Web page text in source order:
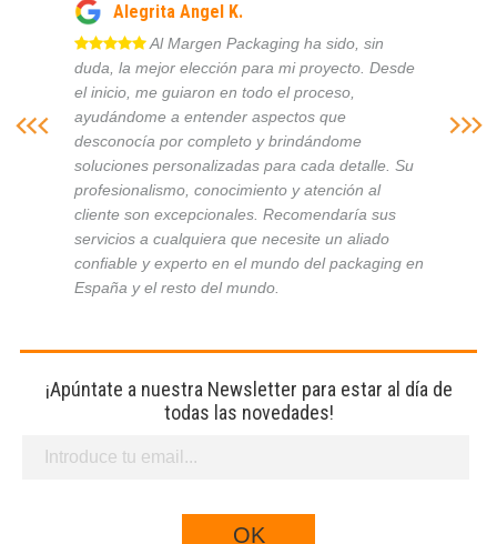
Alegrita Angel K.
Al Margen Packaging ha sido, sin
duda, la mejor elección para mi proyecto. Desde
el inicio, me guiaron en todo el proceso,
ayudándome a entender aspectos que
desconocía por completo y brindándome
soluciones personalizadas para cada detalle. Su
profesionalismo, conocimiento y atención al
cliente son excepcionales. Recomendaría sus
servicios a cualquiera que necesite un aliado
confiable y experto en el mundo del packaging en
España y el resto del mundo.
¡Apúntate a nuestra Newsletter para estar al día de
todas las novedades!